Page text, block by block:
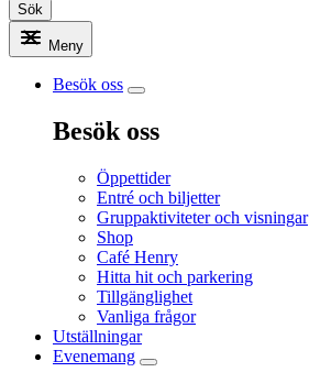
Sök
Meny
Besök oss
Besök oss
Öppettider
Entré och biljetter
Gruppaktiviteter och visningar
Shop
Café Henry
Hitta hit och parkering
Tillgänglighet
Vanliga frågor
Utställningar
Evenemang